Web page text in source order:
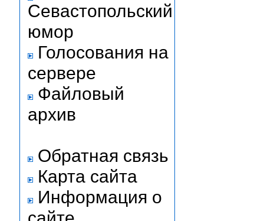
Севастопольский
юмор
Голосования на
сервере
Файловый
архив
Обратная связь
Карта сайта
Информация о